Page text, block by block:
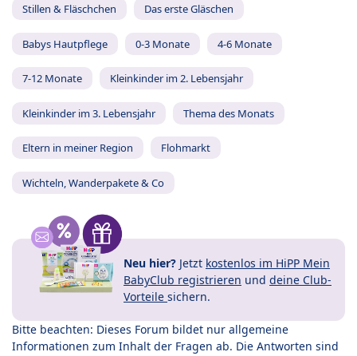
Stillen & Fläschchen Das erste Gläschen
Babys Hautpflege 0-3 Monate 4-6 Monate
7-12 Monate Kleinkinder im 2. Lebensjahr
Kleinkinder im 3. Lebensjahr Thema des Monats
Eltern in meiner Region Flohmarkt
Wichteln, Wanderpakete & Co
Neu hier? Jetzt kostenlos im HiPP Mein
BabyClub registrieren und deine Club-
Vorteile sichern.
Bitte beachten: Dieses Forum bildet nur allgemeine
Informationen zum Inhalt der Fragen ab. Die Antworten sind